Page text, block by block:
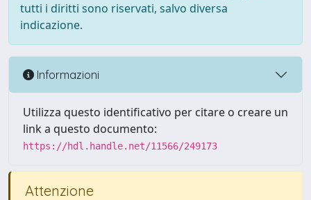
tutti i diritti sono riservati, salvo diversa
indicazione.
Informazioni
Utilizza questo identificativo per citare o creare un
link a questo documento:
https://hdl.handle.net/11566/249173
Attenzione